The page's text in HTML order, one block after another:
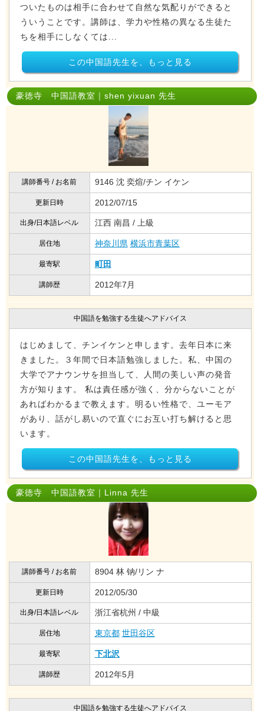
ついたものは相手に合わせて自然な気配りができると
ういうことです。講師は、学力や性格の異なる生徒た
ちを相手にしなくては...
この中国語先生を、もっと見る
豪徳寺 中国語教室｜shen yixuan 先生
講師番号 / お名前 9146 沈 奕煊/チン イケン
更新日時 2012/07/15
出身/日本語レベル 江西 南昌 / 上級
居住地 神奈川県 横浜市青葉区
最寄駅 町田
講師歴 2012年7月
中国語を勉強する生徒へアドバイス
はじめまして、チンイケンと申します。去年日本に来
きました。３年間で日本語勉強しました。私、中国の
大学でアナウンサを担当して、人間の美しい声の発音
方が知ります。 私は責任感が強く、分からないことが
あればわかるまで教えます。明るい性格で、ユーモア
があり、話がし易いので直ぐにお互い打ち解けると思
います。
この中国語先生を、もっと見る
豪徳寺 中国語教室｜Linna 先生
講師番号 / お名前 8904 林 钠/リン ナ
更新日時 2012/05/30
出身/日本語レベル 浙江省杭州 / 中級
居住地 東京都 世田谷区
最寄駅 下北沢
講師歴 2012年5月
中国語を勉強する生徒へアドバイス